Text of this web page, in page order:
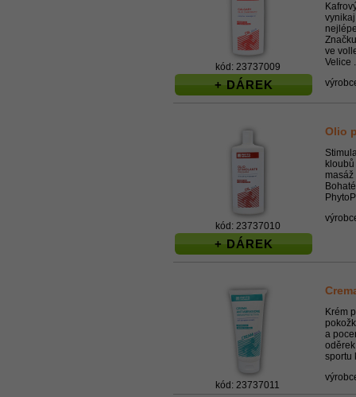
kód: 23737009
+ DÁREK
ve
Velice
kód: 23737010
+ DÁREK
Olio
kód: 23737011
Krém
a
sportu